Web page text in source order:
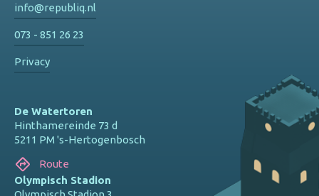
info@republiq.nl
073 - 851 26 23
Privacy
De Watertoren
Hinthamereinde 73 d
5211 PM 's-Hertogenbosch
Route
Olympisch Stadion